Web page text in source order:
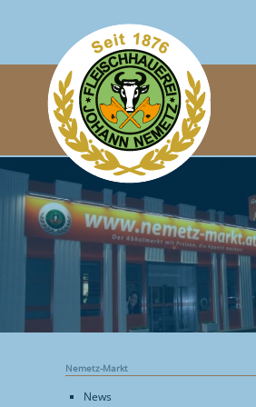
Nemetz-Markt
News